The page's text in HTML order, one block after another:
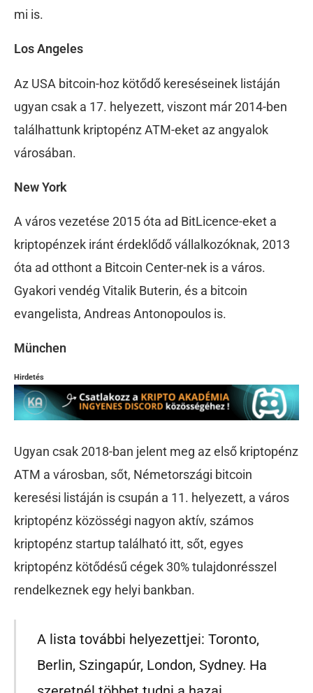
mi is.
Los Angeles
Az USA bitcoin-hoz kötődő kereséseinek listáján
ugyan csak a 17. helyezett, viszont már 2014-ben
találhattunk kriptopénz ATM-eket az angyalok
városában.
New York
A város vezetése 2015 óta ad BitLicence-eket a
kriptopénzek iránt érdeklődő vállalkozóknak, 2013
óta ad otthont a Bitcoin Center-nek is a város.
Gyakori vendég Vitalik Buterin, és a bitcoin
evangelista, Andreas Antonopoulos is.
München
Hirdetés
Ugyan csak 2018-ban jelent meg az első kriptopénz
ATM a városban, sőt, Németországi bitcoin
keresési listáján is csupán a 11. helyezett, a város
kriptopénz közösségi nagyon aktív, számos
kriptopénz startup található itt, sőt, egyes
kriptopénz kötődésű cégek 30% tulajdonrésszel
rendelkeznek egy helyi bankban.
A lista további helyezettjei: Toronto,
Berlin, Szingapúr, London, Sydney. Ha